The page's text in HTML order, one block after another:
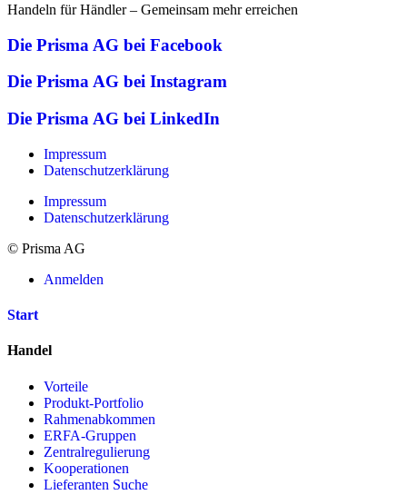
Handeln für Händler – Gemeinsam mehr erreichen
Die Prisma AG bei Facebook
Die Prisma AG bei Instagram
Die Prisma AG bei LinkedIn
Impressum
Datenschutzerklärung
Impressum
Datenschutzerklärung
© Prisma AG
Anmelden
Start
Handel
Vorteile
Produkt-Portfolio
Rahmenabkommen
ERFA-Gruppen
Zentralregulierung
Kooperationen
Lieferanten Suche